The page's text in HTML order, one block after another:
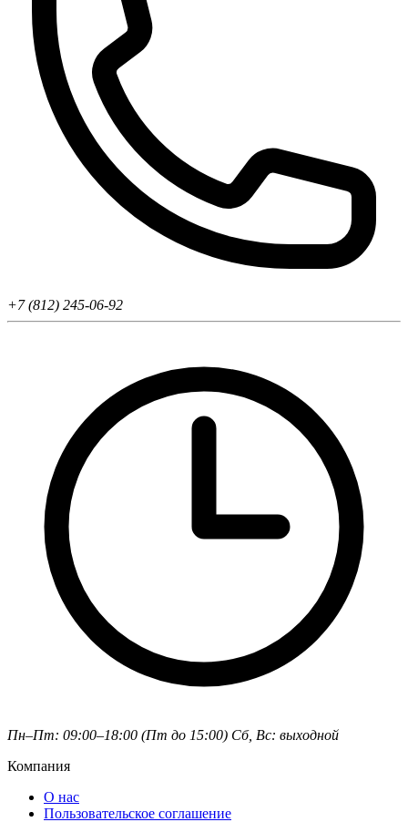
+7 (812) 245-06-92
Пн–Пт: 09:00–18:00 (Пт до 15:00) Сб, Вс: выходной
Компания
О нас
Пользовательское соглашение